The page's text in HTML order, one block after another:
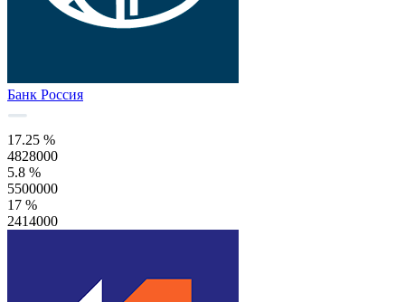
Банк Россия
17.25 %
4828000
5.8 %
5500000
17 %
2414000